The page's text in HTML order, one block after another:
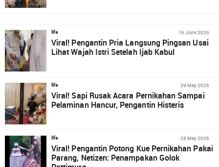
life 16 June 2026
Viral! Pengantin Pria Langsung Pingsan Usai
Lihat Wajah Istri Setelah Ijab Kabul
life 29 May 2026
Viral! Sapi Rusak Acara Pernikahan Sampai
Pelaminan Hancur, Pengantin Histeris
life 28 May 2026
Viral! Pengantin Potong Kue Pernikahan Pakai
Parang, Netizen: Penampakan Golok